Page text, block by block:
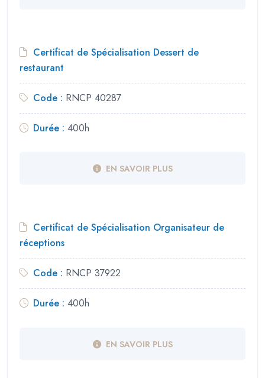
Certificat de Spécialisation Dessert de
restaurant
Code : RNCP 40287
Durée : 400h
EN SAVOIR PLUS
Certificat de Spécialisation Organisateur de
réceptions
Code : RNCP 37922
Durée : 400h
EN SAVOIR PLUS